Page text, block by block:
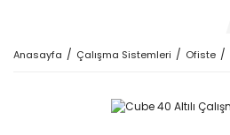
Anasayfa Çalışma Sistemleri Ofiste